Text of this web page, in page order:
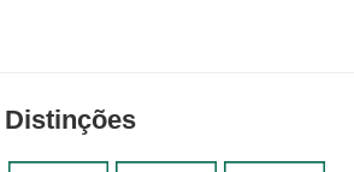
Distinções